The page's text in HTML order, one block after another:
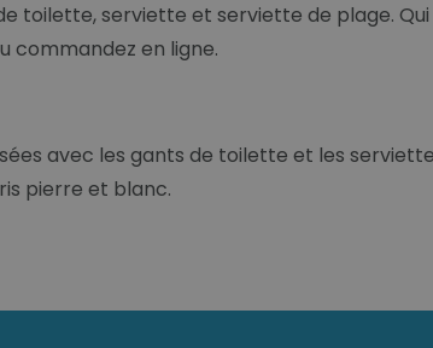
toilette, serviette et serviette de plage.
commandez en ligne.
avec les gants de toilette et les
pierre et blanc.